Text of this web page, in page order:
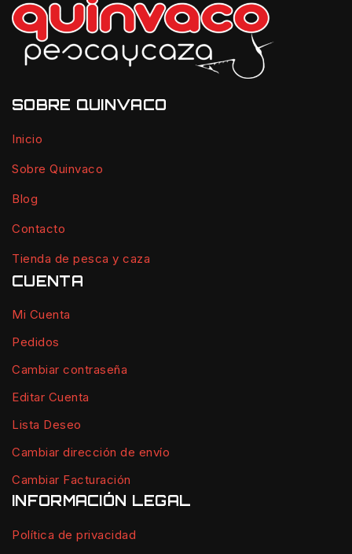
SOBRE QUINVACO
Inicio
Sobre Quinvaco
Blog
Contacto
Tienda de pesca y caza
CUENTA
Mi Cuenta
Pedidos
Cambiar contraseña
Editar Cuenta
Lista Deseo
Cambiar dirección de envío
Cambiar Facturación
INFORMACIÓN LEGAL
Política de privacidad